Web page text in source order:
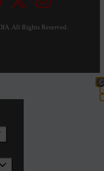
All Rights Reserved.